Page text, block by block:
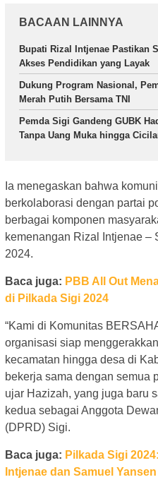
BACAAN LAINNYA
Bupati Rizal Intjenae Pastikan
Akses Pendidikan yang Layak
Dukung Program Nasional,
Merah Putih Bersama TNI
Pemda Sigi Gandeng GUBK
Tanpa Uang Muka hingga
Ia menegaskan bahwa
berkolaborasi dengan partai
berbagai komponen
kemenangan Rizal Intjenae –
2024.
Baca juga: PBB All Out
di Pilkada Sigi 2024
“Kami di Komunitas
organisasi siap
kecamatan hingga desa di
bekerja sama dengan semua
ujar Hazizah, yang juga baru
kedua sebagai Anggota
(DPRD) Sigi.
Baca juga: Pilkada Sigi
Intjenae dan Samuel